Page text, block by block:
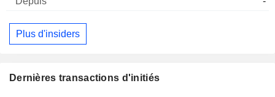
Plus d'insiders
Dernières transactions d'initiés